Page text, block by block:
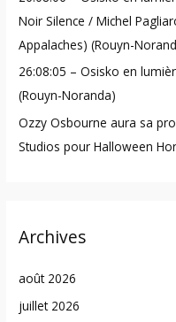
Noir Silence / Michel
Appalaches) (Rouyn-
26:08:05 – Osisko en
(Rouyn-Noranda)
Ozzy Osbourne aura sa
Studios pour Halloween
Archives
août 2026
juillet 2026